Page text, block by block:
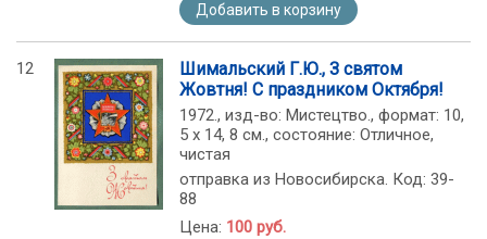
Добавить в корзину
12
Шимальский Г.Ю., З святом
Жовтня! С праздником Октября!
1972., изд-во: Мистецтво., формат: 10,
5 х 14, 8 см., состояние: Отличное,
чистая
отправка из Новосибирска. Код: 39-
88
Цена: 100 руб.